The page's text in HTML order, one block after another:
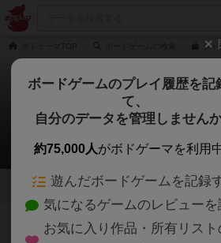
シ
シャクルトンベース
sopraさんのレビュー
4 7
510名 8名 0 2年弱前
ボードゲームのプレイ履歴を記
て、
自分のデータを管理しません
約75,000人がボドゲーマを利用
遊んだボードゲームを記録
気になるゲームのレビューを
お気に入り作品・所有リスト